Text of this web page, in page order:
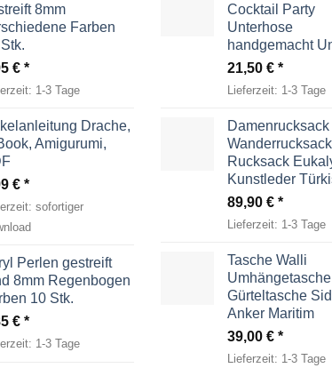
8mm
Farben
€
1-3 Tage
Drache,
Amigurumi,
€
sofortiger
Perlen gestreift
8mm Regenbogen
10 Stk.
€
1-3 Tage
Cocktail Party
Unterhose
handgemacht
21,50 €
Lieferzeit: 1-3 Tage
Damenrucksack
Wanderrucksack
Rucksack
Kunstleder
89,90 €
Lieferzeit: 1-3 Tage
Tasche Walli
Umhängetasche
Gürteltasche
Anker Maritim
39,00 €
Lieferzeit: 1-3 Tage